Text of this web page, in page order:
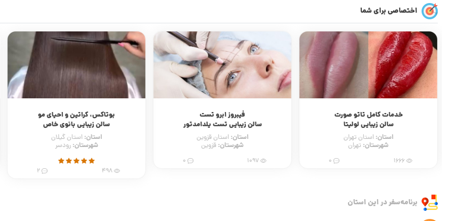
اختصاصی برای شما
خدمات کامل تاتو صورت
سالن زیبایی لولیتا
استان: استان تهران
شهرستان: تهران
1666
0
فیبروز ابرو تست
سالن زیبایی تست یلدامدتور
استان: استان قزوین
شهرستان: قزوین
1097
0
بوتاکس، کراتین و احیای مو
سالن زیبایی بانوی خاص
استان: استان گیلان
شهرستان: رودسر
498
2
برنامه‌سفر‌ در این استان